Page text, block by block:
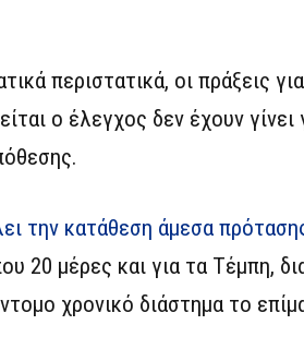
περιστατικά, οι πράξεις
ο έλεγχος δεν έχουν
την κατάθεση άμεσα
20 μέρες και για τα Τέμπη,
χρονικό διάστημα το